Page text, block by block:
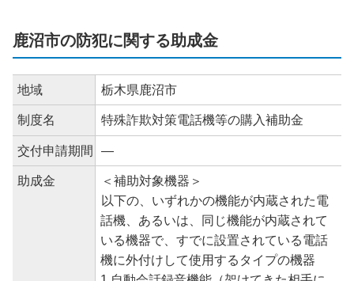
鹿沼市の防犯に関する助成金
地域 栃木県鹿沼市
制度名 特殊詐欺対策電話機等の購入補助金
交付申請期間 ―
助成金
＜補助対象機器＞
以下の、いずれかの機能が内蔵された電
話機、あるいは、同じ機能が内蔵されて
いる機器で、すでに設置されている電話
機に外付けして使用するタイプの機器